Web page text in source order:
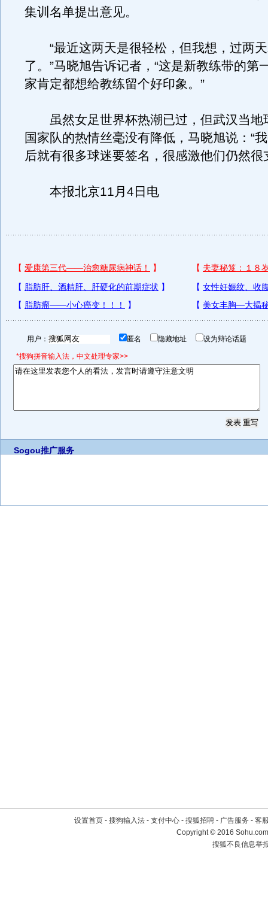
集训名单提出意见。
“最近这两天是很轻松，但我想，过两
了。”马晓旭告诉记者，“这是新教练带的第
家肯定都想给教练留个好印象。”
虽然女足世界杯热潮已过，但武汉当地
国家队的热情丝毫没有降低，马晓旭说：“
后就有很多球迷要签名，很感激他们仍然很
本报北京11月4日电
用户： 匿名 隐藏地址 设为辩论话题
*搜狗拼音输入法，中文处理专家>>
Sogou推广服务
设置首页 - 搜狗输入法 - 支付中心 - 搜狐招聘 - 广告服务 - 客
Copyright©2016
搜狐不良信息举